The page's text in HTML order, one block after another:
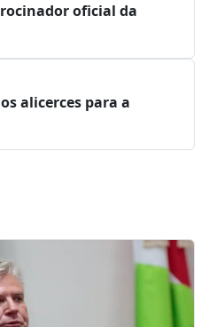
oficial da
alicerces para a